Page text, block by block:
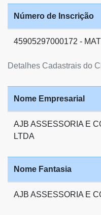
Detalhes Cadastrais do
Número de Inscrição
45905297000172 -
Nome Empresarial
AJB ASSESSORIA E
LTDA
Nome Fantasia
AJB ASSESSORIA E